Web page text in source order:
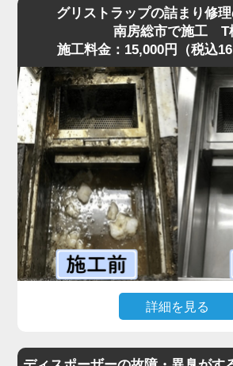
ことで排水がまったく流れなくなり、シ
してくる状態でした。
現場を確認すると、排水管内に油脂が厚
しており、S字トラップの内部がほぼ完
した。
プロの点検では、排水溝に流した油が
間蓄積された食材カスが原因と判明しま
まずS字トラップと蛇腹ホースを分解し
丁寧に除去しました。
その後、流路を確保するため専用薬剤
た。作業は30分ほどで完了し、排水も
ことができました。
「最短即日で来てもらえて助かった」と
した。
なく安心してご依頼いただけます。
グリストラップの詰まり修
南房総市で施工 T
施工料金：15,000円（税込
詳細を見る
水が逆流して厨房が使えない」と最短